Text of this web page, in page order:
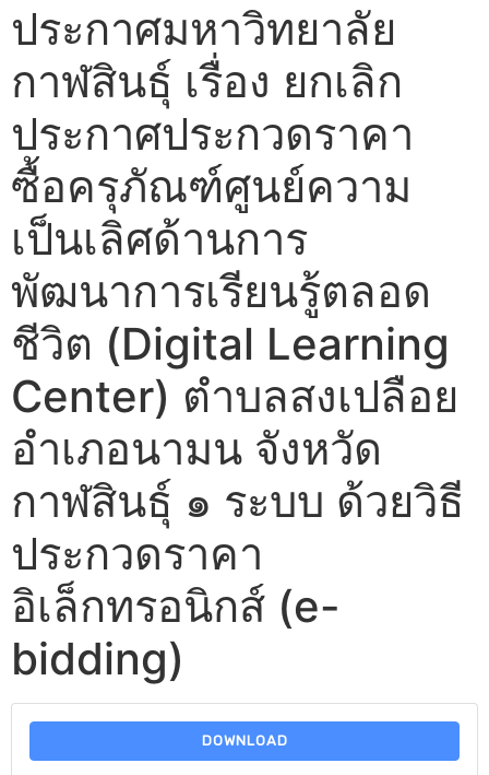
ประกาศมหาวิทยาลัย
กาฬสินธุ์ เรื่อง ยกเลิก
ประกาศประกวดราคา
ซื้อครุภัณฑ์ศูนย์ความ
เป็นเลิศด้านการ
พัฒนาการเรียนรู้ตลอด
ชีวิต (Digital Learning
Center) ตำบลสงเปลือย
อำเภอนามน จังหวัด
กาฬสินธุ์ ๑ ระบบ ด้วยวิธี
ประกวดราคา
อิเล็กทรอนิกส์ (e-
bidding)
DOWNLOAD